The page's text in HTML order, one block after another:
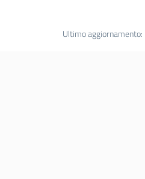
Ultimo aggiornamento: